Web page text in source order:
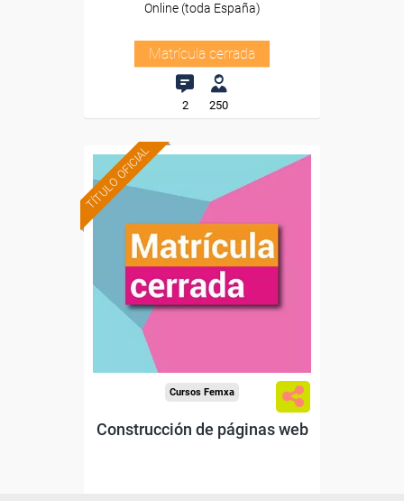
Online (toda España)
Matrícula cerrada
2 250
TÍTULO OFICIAL
Cursos Femxa
Construcción de páginas web